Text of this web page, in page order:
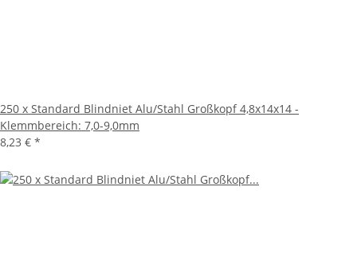
250 x Standard Blindniet Alu/Stahl Großkopf 4,8x14x14 -
Klemmbereich: 7,0-9,0mm
8,23 € *